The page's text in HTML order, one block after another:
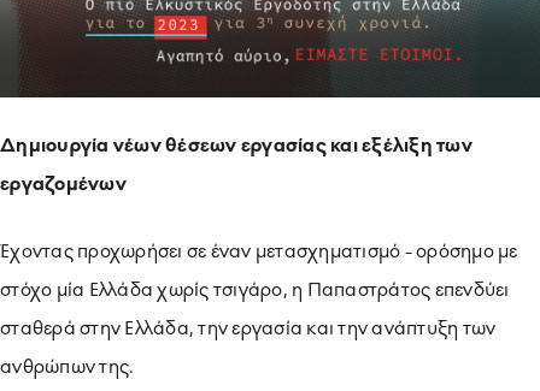
Δημιουργία νέων θέσεων εργασίας και εξέλιξη των
εργαζομένων
Έχοντας προχωρήσει σε έναν μετασχηματισμό - ορόσημο με
στόχο μία Ελλάδα χωρίς τσιγάρο, η Παπαστράτος επενδύει
σταθερά στην Ελλάδα, την εργασία και την ανάπτυξη των
ανθρώπων της.